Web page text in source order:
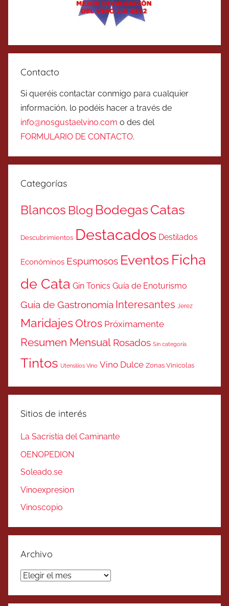
Contacto
Si queréis contactar conmigo para cualquier
información, lo podéis hacer a través de
info@nosgustaelvino.com o des del
FORMULARIO DE CONTACTO.
Categorías
Blancos Blog BodegasCatas
Descubrimientos Destacados Destilados
Económinos Espumosos Eventos Ficha
de Cata Gin Tonics Guía de Enoturismo
Guía de Gastronomía Interesantes Jerez
MaridajesOtros Próximamente
Resumen Mensual Rosados Sin categoría
Tintos Utensilios Vino Vino Dulce Zonas Vinicolas
Sitios de interés
La Sacristía del Caminante
OENOPEDION
Soleado.se
Vinoexpresion
Vinoscopio
Archivo
Archivo